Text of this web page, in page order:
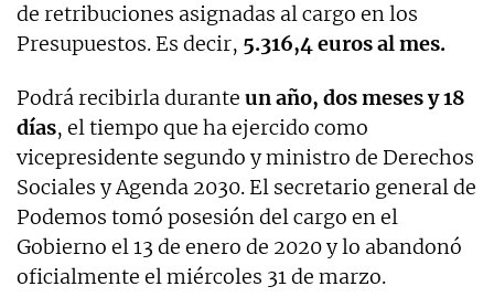
de retribuciones asignadas al cargo en los
Presupuestos. Es decir, 5.316,4 euros al mes.
Podrá recibirla durante un año, dos meses y 18
días, el tiempo que ha ejercido como
vicepresidente segundo y ministro de Derechos
Sociales y Agenda 2030. El secretario general de
Podemos tomó posesión del cargo en el
Gobierno el 13 de enero de 2020 y lo abandonó
oficialmente el miércoles 31 de marzo.